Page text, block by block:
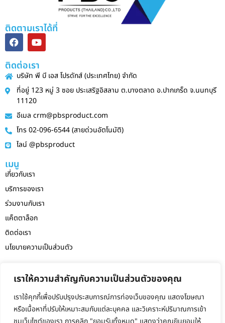
เราให้ความสำคัญกับความเป็นส่วนตัวของคุณ
เราใช้คุกกี้เพื่อปรับปรุงประสบการณ์การท่องเว็บของคุณ แสดงโฆษณา
หรือเนื้อหาที่ปรับให้เหมาะสมกับแต่ละบุคคล และวิเคราะห์ปริมาณการเข้า
ติดตามเราได้ที่
ติดต่อเรา
บริษัท พี บี เอส โปรดักส์ (ประเทศไทย) จำกัด
ที่อยู่ 123 หมู่ 3 ซอย ประเสริฐอิสลาม ต.บางตลาด อ.ปากเกร็ด จ.นนทบุรี
11120
อีเมล crm@pbsproduct.com
โทร 02-096-6544 (สายด่วนอัตโนมัติ)
ไลน์ @pbsproduct
เมนู
เกี่ยวกับเรา
บริการของเรา
ร่วมงานกับเรา
แค็ตตาล็อก
ติดต่อเรา
นโยบายความเป็นส่วนตัว
สายด่วนฝ่ายบัญชี
090-983-6528 (AIS)
แจ้งเบาะแส ทุจริต ร้องเรียน
066-152-6244 (ลูกค้าสัมพันธ์)